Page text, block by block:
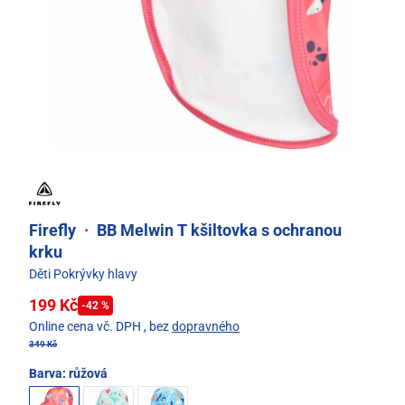
Firefly · BB Melwin T kšiltovka s ochranou
krku
Děti Pokrývky hlavy
199 Kč -42 %
Online cena vč. DPH , bezdopravného
349 Kč
Barva: růžová